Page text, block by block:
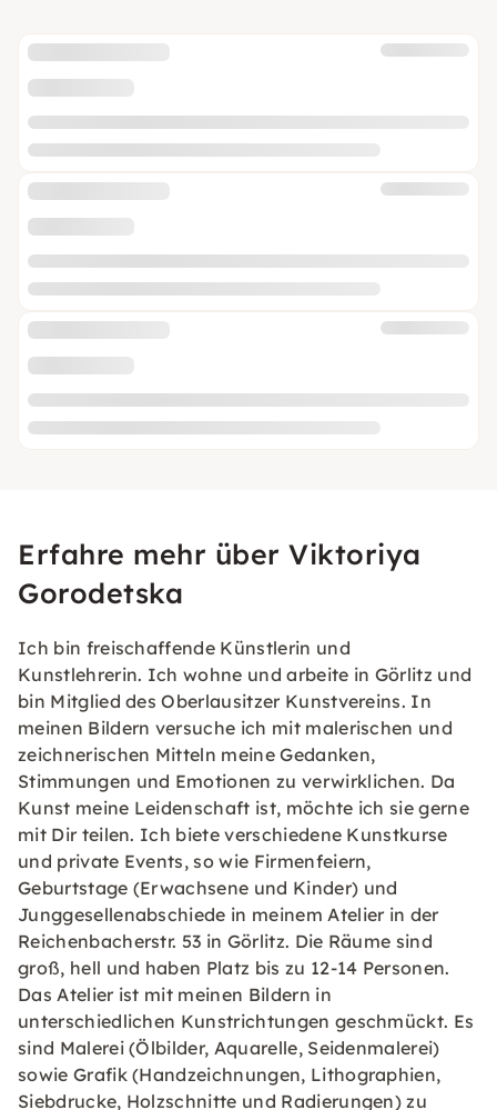
Erfahre mehr über Viktoriya
Gorodetska
Ich bin freischaffende Künstlerin und
Kunstlehrerin. Ich wohne und arbeite in Görlitz und
bin Mitglied des Oberlausitzer Kunstvereins. In
meinen Bildern versuche ich mit malerischen und
zeichnerischen Mitteln meine Gedanken,
Stimmungen und Emotionen zu verwirklichen. Da
Kunst meine Leidenschaft ist, möchte ich sie gerne
mit Dir teilen. Ich biete verschiedene Kunstkurse
und private Events, so wie Firmenfeiern,
Geburtstage (Erwachsene und Kinder) und
Junggesellenabschiede in meinem Atelier in der
Reichenbacherstr. 53 in Görlitz. Die Räume sind
groß, hell und haben Platz bis zu 12-14 Personen.
Das Atelier ist mit meinen Bildern in
unterschiedlichen Kunstrichtungen geschmückt. Es
sind Malerei (Ölbilder, Aquarelle, Seidenmalerei)
sowie Grafik (Handzeichnungen, Lithographien,
Siebdrucke, Holzschnitte und Radierungen) zu